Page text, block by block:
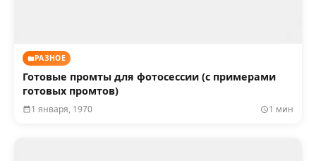
РАЗНОЕ
Готовые промты для фотосессии (с примерами
готовых промтов)
1 января, 1970 1 мин